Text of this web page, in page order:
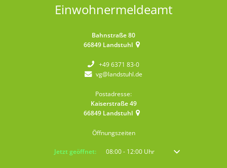
Einwohnermeldeamt
Bahnstraße 80
66849 Landstuhl
+49 6371 83-0
vg@landstuhl.de
Postadresse:
Kaiserstraße 49
66849 Landstuhl
Öffnungszeiten
Klicken, um weitere Öffnungs- oder Schließzeiten auszublenden
Jetzt geöffnet: 08:00- 12:00Uhr Von 08:00 bis 12:00